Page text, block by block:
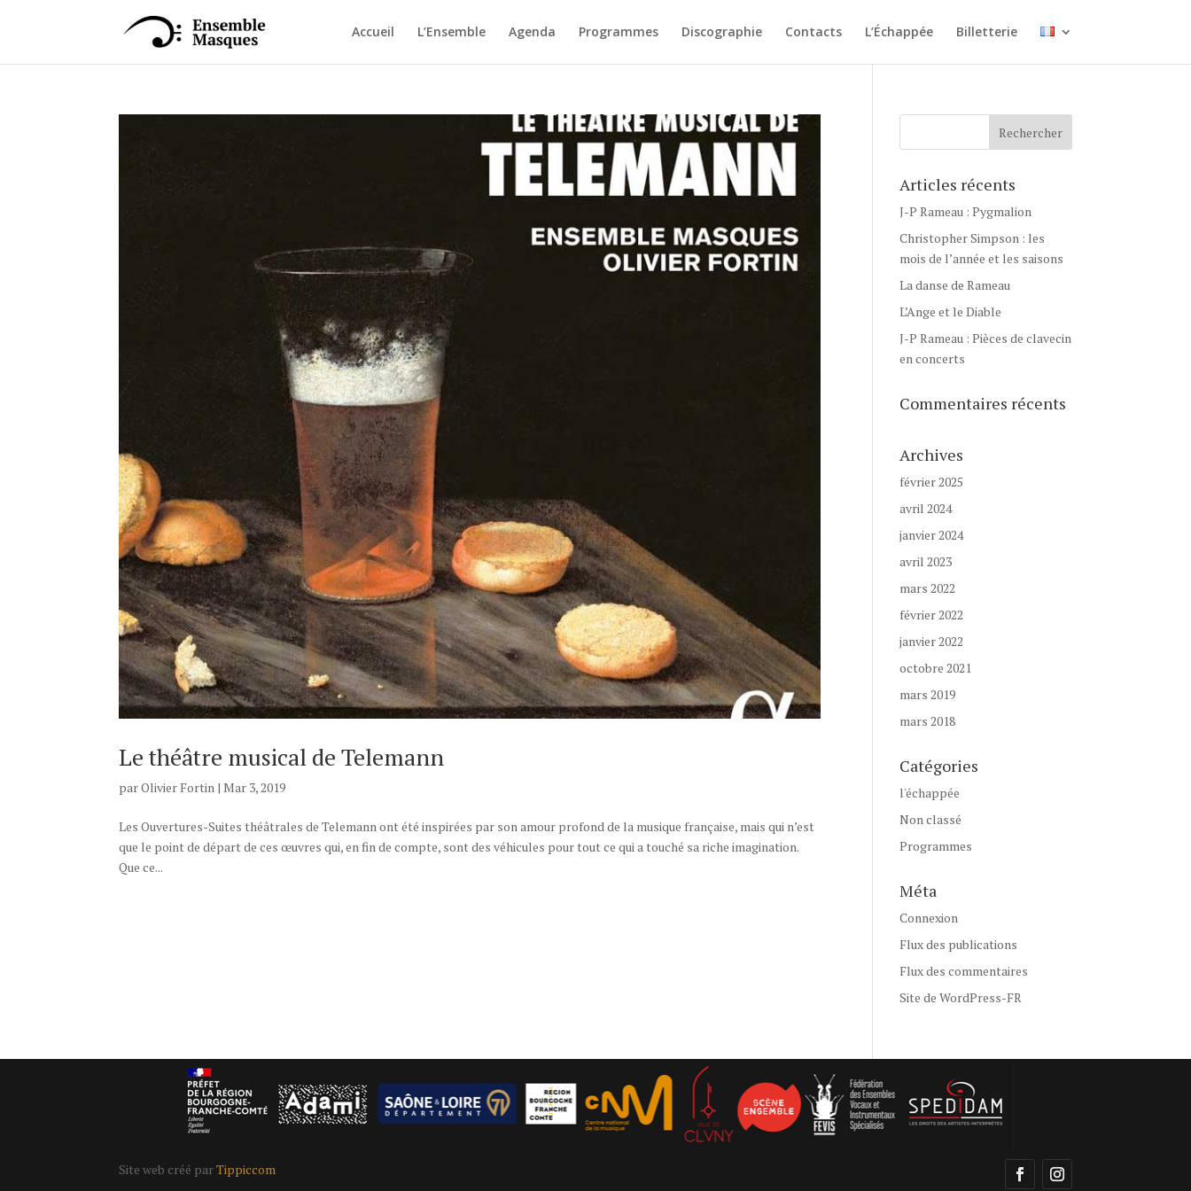
Accueil L’Ensemble Agenda Programmes Discographie Contacts L’Échappée Billetterie
Le théâtre musical de Telemann
parOlivier Fortin |Mar 3, 2019
Les Ouvertures-Suites théâtrales de Telemann ont été inspirées par son amour profond de la musique française, mais qui n’est
que le point de départ de ces œuvres qui, en fin de compte, sont des véhicules pour tout ce qui a touché sa riche imagination.
Que ce...
Articles récents
J-P Rameau : Pygmalion
Christopher Simpson : les
mois de l’année et les saisons
La danse de Rameau
L’Ange et le Diable
J-P Rameau : Pièces de clavecin
en concerts
Commentaires récents
Archives
février 2025
avril 2024
janvier 2024
avril 2023
mars 2022
février 2022
janvier 2022
octobre 2021
mars 2019
mars 2018
Catégories
l'échappée
Non classé
Programmes
Méta
Connexion
Flux des publications
Flux des commentaires
Site de WordPress-FR
Site web créé parTippiccom